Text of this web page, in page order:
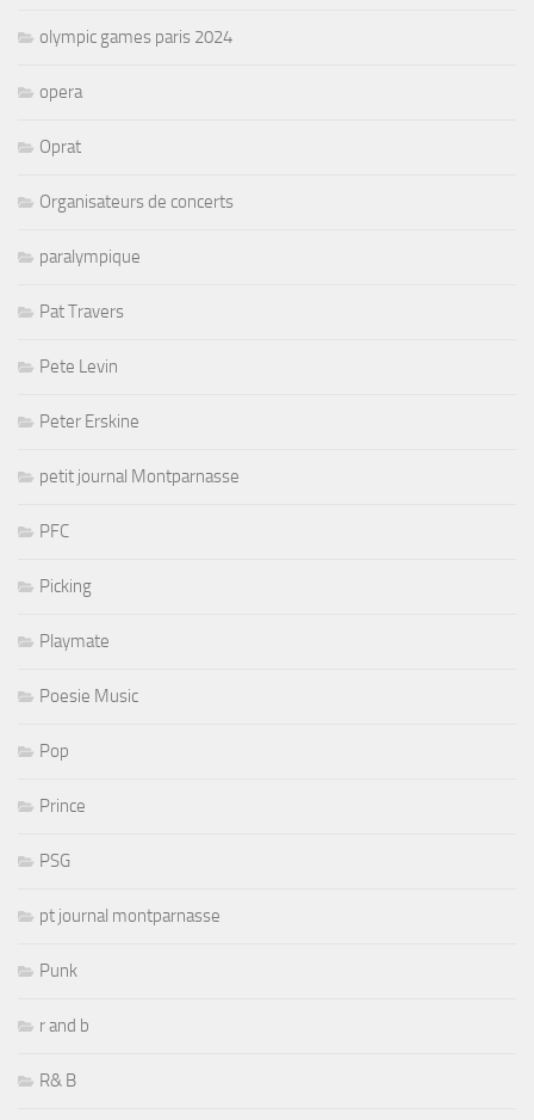
olympic games paris 2024
opera
Oprat
Organisateurs de concerts
paralympique
Pat Travers
Pete Levin
Peter Erskine
petit journal Montparnasse
PFC
Picking
Playmate
Poesie Music
Pop
Prince
PSG
pt journal montparnasse
Punk
r and b
R& B